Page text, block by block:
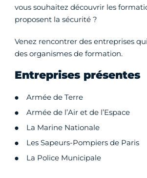
vous souhaitez découvrir les
proposent la sécurité ?
Venez rencontrer des entreprises
des organismes de formation.
Entreprises présentes
Armée de Terre
Armée de l’Air et de l’Espace
La Marine Nationale
Les Sapeurs-Pompiers de Paris
La Police Municipale